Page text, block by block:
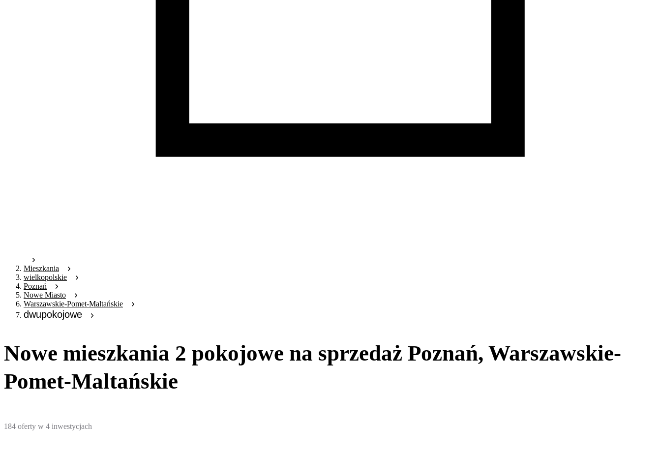
Mieszkania
wielkopolskie
Poznań
Nowe Miasto
Warszawskie-Pomet-Maltańskie
dwupokojowe
Nowe mieszkania 2 pokojowe na sprzedaż Poznań, Warszawskie-
Pomet-Maltańskie
184 oferty w 4 inwestycjach